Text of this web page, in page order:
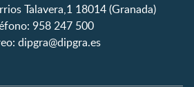
Talavera,1 18014 (Granada)
958 247 500
dipgra@dipgra.es